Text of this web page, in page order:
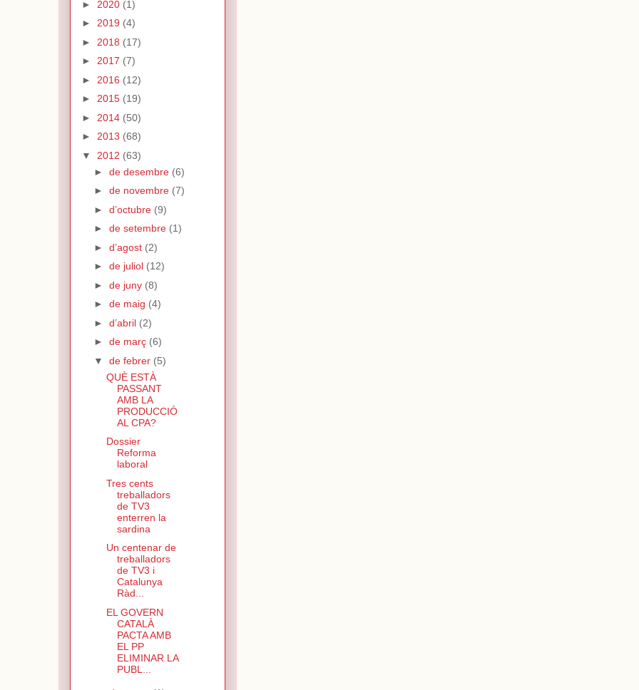
► 2020 (1)
► 2019 (4)
► 2018 (17)
► 2017 (7)
► 2016 (12)
► 2015 (19)
► 2014 (50)
► 2013 (68)
▼ 2012 (63)
► de desembre (6)
► de novembre (7)
► d’octubre (9)
► de setembre (1)
► d’agost (2)
► de juliol (12)
► de juny (8)
► de maig (4)
► d’abril (2)
► de març (6)
▼ de febrer (5)
QUÈ ESTÀ
PASSANT
AMB LA
PRODUCCIÓ
AL CPA?
Dossier
Reforma
laboral
Tres cents
treballadors
de TV3
enterren la
sardina
Un centenar de
treballadors
de TV3 i
Catalunya
Ràd...
EL GOVERN
CATALÀ
PACTA AMB
EL PP
ELIMINAR LA
PUBL...